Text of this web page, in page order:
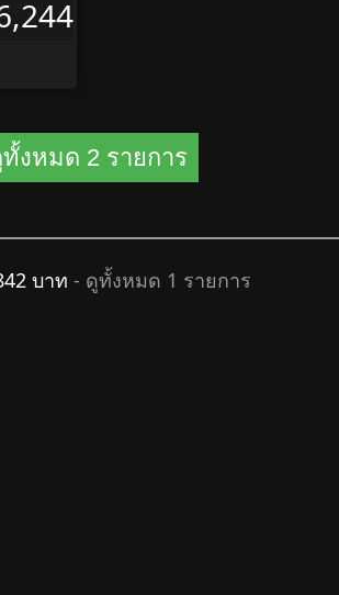
งหมด 2 รายการ
บาท - ดูทั้งหมด 1 รายการ